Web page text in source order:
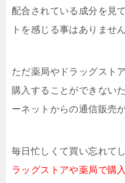
配合されている成分を見
トを感じる事はありません
ただ薬局やドラッグスト
購入することができない
ーネットからの通信販売
毎日忙しくて買い忘れて
ラッグストアや薬局で購